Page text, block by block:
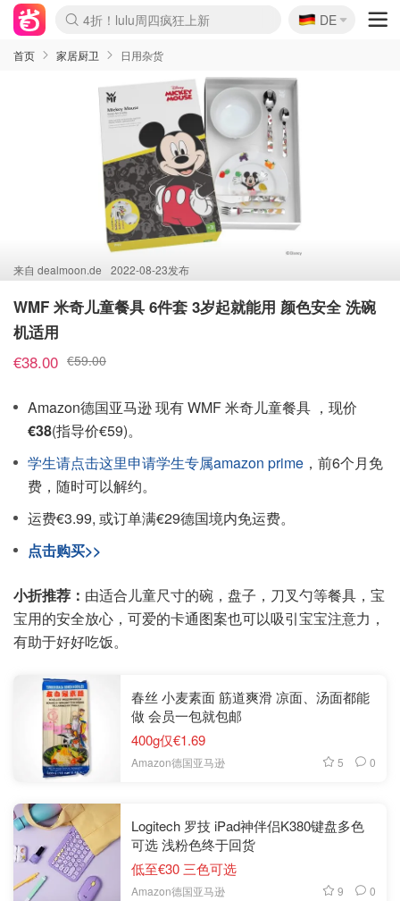
Boticinal 夏促开抢！
4折！lulu周四疯狂上新
还没结束！&OtherStories大促
Joybuy变相75折 随时失效
速领！Stanley独家85折
疑似霸哥！Camper额外叠85折
Zalando 奥莱闪促！每日更新
Moncler反季囤！5折起+叠9折
Coach Brooklyn仅€192
🇩🇪
DE
首页 家居厨卫 日用杂货
来自 dealmoon.de 2022-08-23发布
WMF 米奇儿童餐具 6件套 3岁起就能用 颜色安全 洗碗
机适用
€38.00 €59.00
Amazon德国亚马逊 现有 WMF 米奇儿童餐具 ，现价
€38(指导价€59)。
学生请点击这里申请学生专属amazon prime ，前6个月免
费，随时可以解约。
运费€3.99, 或订单满€29德国境内免运费。
点击购买>>
小折推荐： 由适合儿童尺寸的碗，盘子，刀叉勺等餐具，宝
宝用的安全放心，可爱的卡通图案也可以吸引宝宝注意力，
有助于好好吃饭。
春丝 小麦素面 筋道爽滑 凉面、汤面都能
做 会员一包就包邮
400g仅€1.69
Amazon德国亚马逊 5 0
Logitech 罗技 iPad神伴侣K380键盘多色
可选 浅粉色终于回货
低至€30 三色可选
Amazon德国亚马逊 9 0